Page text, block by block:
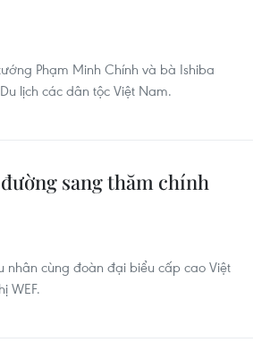
Phạm Minh Chính và bà Ishiba
lịch các dân tộc Việt Nam.
sang thăm chính
nhân cùng đoàn đại biểu cấp cao Việt
WEF.